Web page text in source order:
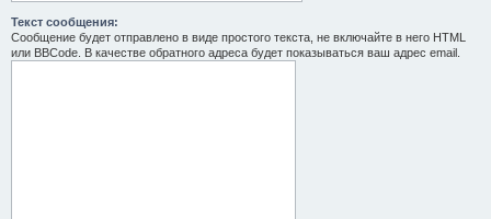
Текст сообщения:
Сообщение будет отправлено в виде простого текста, не включайте в него HTML
или BBCode. В качестве обратного адреса будет показываться ваш адрес email.